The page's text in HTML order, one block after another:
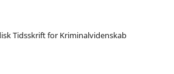
Tidsskrift for Kriminalvidenskab